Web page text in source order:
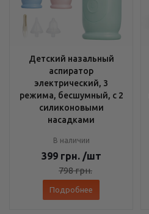
Детский назальный
аспиратор
электрический, 3
режима, бесшумный, с 2
силиконовыми
насадками
В наличии
399 грн. /шт
798грн.
Подробнее